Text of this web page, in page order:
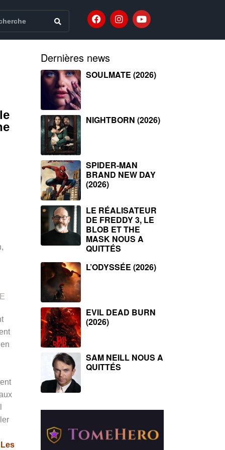
Les
Dernières news
SOULMATE (2026)
NIGHTBORN (2026)
SPIDER-MAN
BRAND NEW DAY
(2026)
LE RÉALISATEUR
DE FREDDY 3, LE
BLOB ET THE
MASK NOUS A
QUITTÉS
L’ODYSSÉE (2026)
EVIL DEAD BURN
(2026)
SAM NEILL NOUS A
QUITTÉS